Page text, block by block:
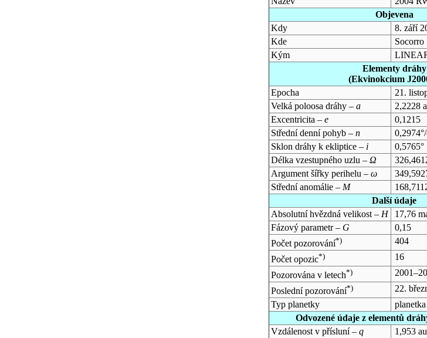
Objevena
Kdy
8. září
Kde
Socorro
Kým
Elementy dráhy
(Ekvinokcium
Epocha
21.
Velká poloosa dráhy – a
2,2228
Excentricita – e
0,1215
Střední denní pohyb – n
Sklon dráhy k ekliptice – i
0,5765°
Délka vzestupného uzlu – Ω
Argument šířky perihelu – ω
Střední anomálie – M
Další údaje
Absolutní hvězdná velikost – H
17,76
Fázový parametr – G
0,15
Počet pozorování*)
404
Počet opozic*)
16
Pozorována v letech*)
Poslední pozorování*)
22.
Typ planetky
Odvozené údaje z elementů
Vzdálenost v přísluní – q
1,953